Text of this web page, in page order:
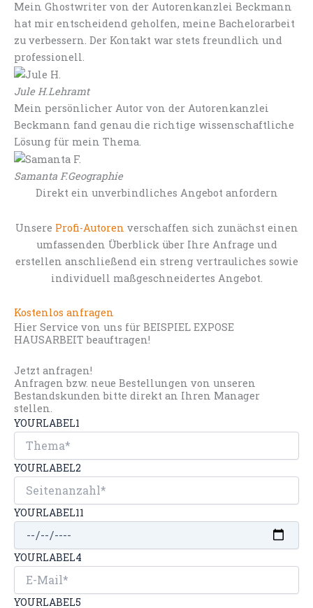
Mein Ghostwriter von der Autorenkanzlei Beckmann
hat mir entscheidend geholfen, meine Bachelorarbeit
zu verbessern. Der Kontakt war stets freundlich und
professionell.
Jule H.Lehramt
Mein persönlicher Autor von der Autorenkanzlei
Beckmann fand genau die richtige wissenschaftliche
Lösung für mein Thema.
Samanta F.Geographie
Direkt ein unverbindliches Angebot anfordern
Unsere Profi-Autoren verschaffen sich zunächst einen
umfassenden Überblick über Ihre Anfrage und
erstellen anschließend ein streng vertrauliches sowie
individuell maßgeschneidertes Angebot.
Kostenlos anfragen
Hier Service von uns für BEISPIEL EXPOSE
HAUSARBEIT beauftragen!
Jetzt anfragen!
Anfragen bzw. neue Bestellungen von unseren
Bestandskunden bitte direkt an Ihren Manager
stellen.
YOURLABEL1
YOURLABEL2
YOURLABEL11
YOURLABEL4
YOURLABEL5